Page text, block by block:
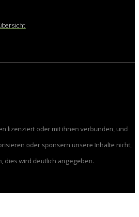
lizenziert oder mit ihnen verbunden, und
oder sponsern unsere Inhalte nicht,
dies wird deutlich angegeben.